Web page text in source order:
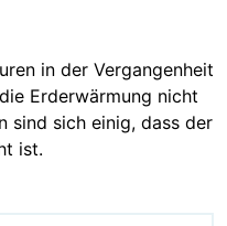
in der Vergangenheit
Erderwärmung nicht
sind sich einig, dass der
ist.